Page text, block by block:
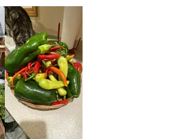
live in Idaho for reference.